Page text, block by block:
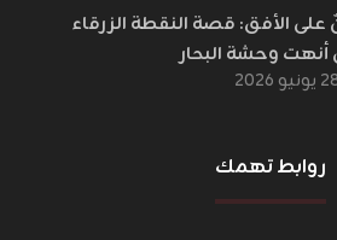
على الأفق: قصة النقطة الزرقاء
أنهت وحشة البحار
٢٠٢٦
روابط تهمك